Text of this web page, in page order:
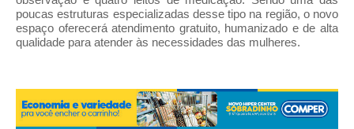
poucas estruturas especializadas desse tipo na região, o novo
espaço oferecerá atendimento gratuito, humanizado e de alta
qualidade para atender às necessidades das mulheres.